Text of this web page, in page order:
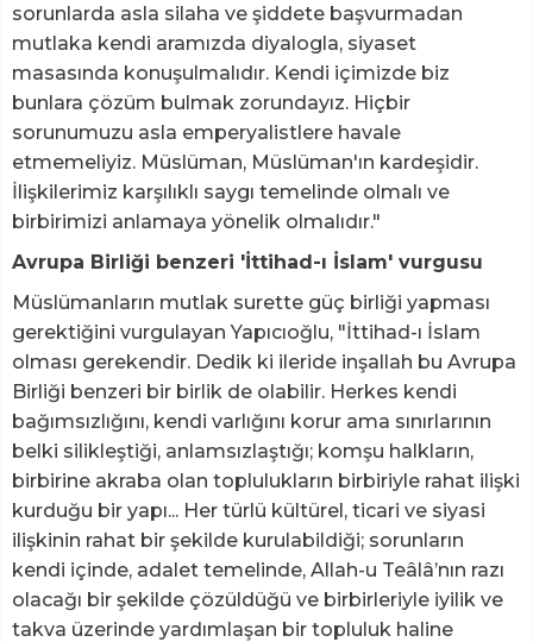
sorunlarda asla silaha ve şiddete başvurmadan
mutlaka kendi aramızda diyalogla, siyaset
masasında konuşulmalıdır. Kendi içimizde biz
bunlara çözüm bulmak zorundayız. Hiçbir
sorunumuzu asla emperyalistlere havale
etmemeliyiz. Müslüman, Müslüman'ın kardeşidir.
İlişkilerimiz karşılıklı saygı temelinde olmalı ve
birbirimizi anlamaya yönelik olmalıdır."
Avrupa Birliği benzeri 'İttihad-ı İslam' vurgusu
Müslümanların mutlak surette güç birliği yapması
gerektiğini vurgulayan Yapıcıoğlu, "İttihad-ı İslam
olması gerekendir. Dedik ki ileride inşallah bu Avrupa
Birliği benzeri bir birlik de olabilir. Herkes kendi
bağımsızlığını, kendi varlığını korur ama sınırlarının
belki silikleştiği, anlamsızlaştığı; komşu halkların,
birbirine akraba olan toplulukların birbiriyle rahat ilişki
kurduğu bir yapı... Her türlü kültürel, ticari ve siyasi
ilişkinin rahat bir şekilde kurulabildiği; sorunların
kendi içinde, adalet temelinde, Allah-u Teâlâ’nın razı
olacağı bir şekilde çözüldüğü ve birbirleriyle iyilik ve
takva üzerinde yardımlaşan bir topluluk haline